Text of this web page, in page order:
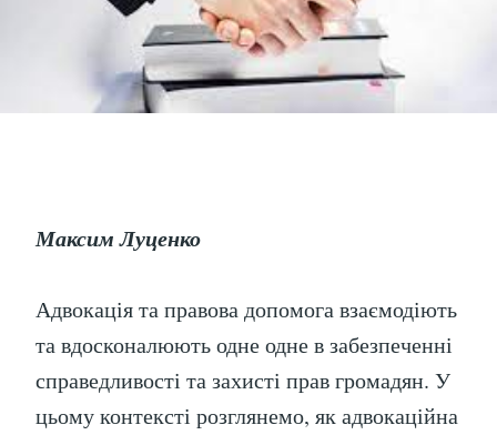
Максим Луценко
Адвокація та правова допомога взаємодіють
та вдосконалюють одне одне в забезпеченні
справедливості та захисті прав громадян. У
цьому контексті розглянемо, як адвокаційна